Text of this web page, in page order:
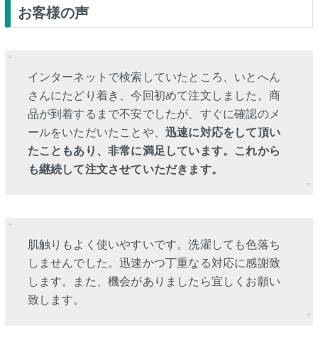
お客様の声
インターネットで検索していたところ、いとへん
さんにたどり着き、今回初めて注文しました。商
品が到着するまで不安でしたが、すぐに確認のメ
ールをいただいたことや、迅速に対応をして頂い
たこともあり、非常に満足しています。これから
も継続して注文させていただきます。
肌触りもよく使いやすいです。洗濯しても色落ち
しませんでした。迅速かつ丁重なる対応に感謝致
します。また、機会がありましたら宜しくお願い
致します。